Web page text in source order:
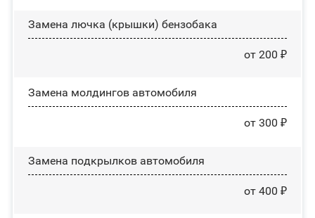
Замена лючка (крышки) бензобака
от 200 ₽
Замена молдингов автомобиля
от 300 ₽
Замена пoдĸpылĸoв автомобиля
от 400 ₽